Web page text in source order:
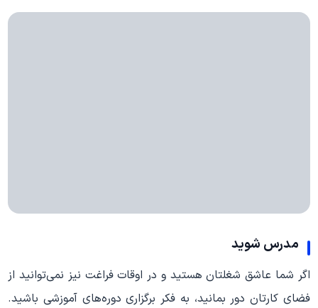
مدرس شوید
اگر شما عاشق شغلتان هستید و در اوقات فراغت نیز نمی‌توانید از
فضای کار‌تان دور بمانید، به فکر برگزاری دوره‌های آموزشی باشید.